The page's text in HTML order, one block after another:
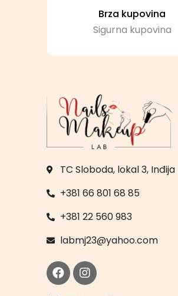
Brza kupovina
Sigurna kupovina
TC Sloboda, lokal 3, Inđija
+381 66 801 68 85
+381 22 560 983
labmj23@yahoo.com